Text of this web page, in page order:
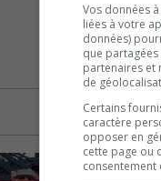
Vos données
liées à votre
données)
que
partenaires et
de
Certains
caractère
opposer en
cette page ou
consentement